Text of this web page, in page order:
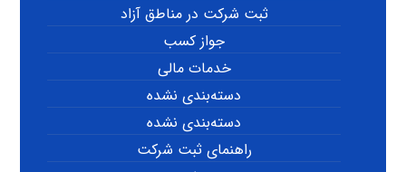
ثبت شرکت در مناطق آزاد
جواز کسب
خدمات مالی
دسته‌بندی نشده
دسته‌بندی نشده
راهنمای ثبت شرکت